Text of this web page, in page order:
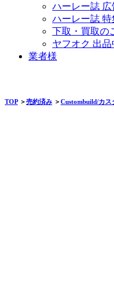
ハーレー誌 広
ハーレー誌 特
下取・買取の
ヤフオク 出品
業者様
TOP＞売約済み ＞Custombuild/カス